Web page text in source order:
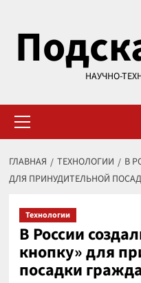
содержимому
НАУЧНО-
меню
ГЛАВНАЯ ТЕХНОЛОГИИ
В
ДЛЯ ПРИНУДИТЕЛЬНОЙ
Технологии
В России
кнопку» для
посадки